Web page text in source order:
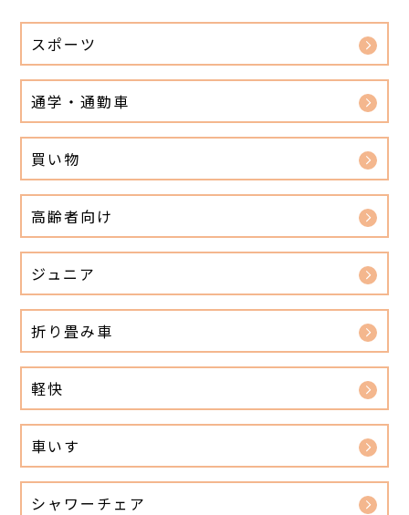
スポーツ
通学・通勤車
買い物
高齢者向け
ジュニア
折り畳み車
軽快
車いす
シャワーチェア